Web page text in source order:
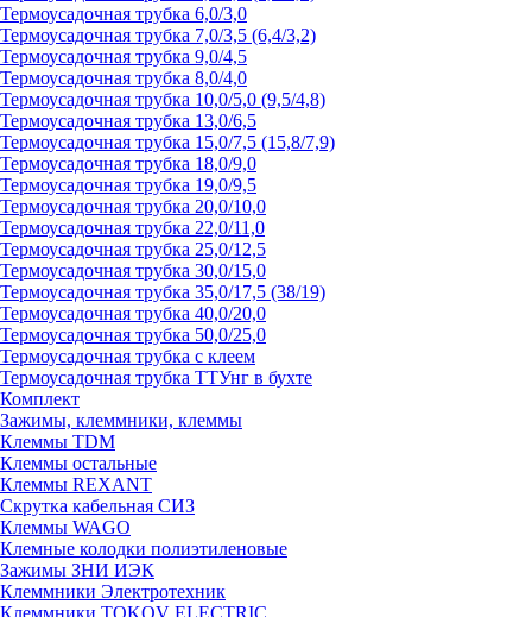
Термоусадочная трубка 6,0/3,0
Термоусадочная трубка 7,0/3,5 (6,4/3,2)
Термоусадочная трубка 9,0/4,5
Термоусадочная трубка 8,0/4,0
Термоусадочная трубка 10,0/5,0 (9,5/4,8)
Термоусадочная трубка 13,0/6,5
Термоусадочная трубка 15,0/7,5 (15,8/7,9)
Термоусадочная трубка 18,0/9,0
Термоусадочная трубка 19,0/9,5
Термоусадочная трубка 20,0/10,0
Термоусадочная трубка 22,0/11,0
Термоусадочная трубка 25,0/12,5
Термоусадочная трубка 30,0/15,0
Термоусадочная трубка 35,0/17,5 (38/19)
Термоусадочная трубка 40,0/20,0
Термоусадочная трубка 50,0/25,0
Термоусадочная трубка с клеем
Термоусадочная трубка ТТУнг в бухте
Комплект
Зажимы, клеммники, клеммы
Клеммы TDM
Клеммы остальные
Клеммы REXANT
Скрутка кабельная СИЗ
Клеммы WAGO
Клемные колодки полиэтиленовые
Зажимы ЗНИ ИЭК
Клеммники Электротехник
Клеммники TOKOV ELECTRIC